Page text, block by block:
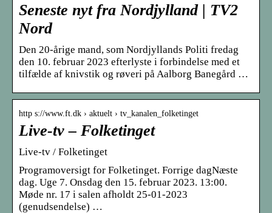
Seneste nyt fra Nordjylland | TV2
Nord
Den 20-årige mand, som Nordjyllands Politi fredag
den 10. februar 2023 efterlyste i forbindelse med et
tilfælde af knivstik og røveri på Aalborg Banegård …
http s://www.ft.dk › aktuelt › tv_kanalen_folketinget
Live-tv – Folketinget
Live-tv / Folketinget
Programoversigt for Folketinget. Forrige dagNæste
dag. Uge 7. Onsdag den 15. februar 2023. 13:00.
Møde nr. 17 i salen afholdt 25-01-2023
(genudsendelse) …